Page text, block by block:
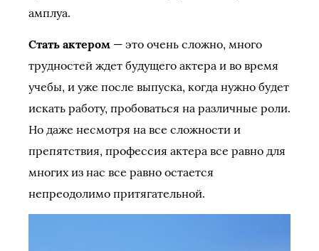
амплуа.
Стать актером — это очень сложно, много
трудностей ждет будущего актера и во время
учебы, и уже после выпуска, когда нужно будет
искать работу, пробоваться на различные роли.
Но даже несмотря на все сложности и
препятствия, профессия актера все равно для
многих из нас все равно остается
непреодолимо притягательной.